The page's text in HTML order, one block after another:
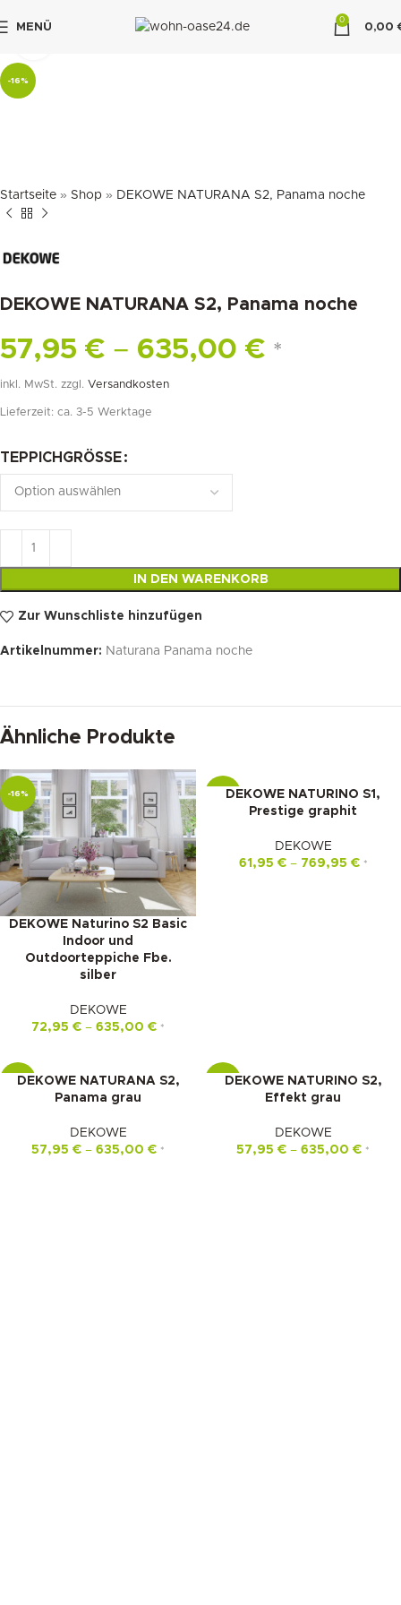
MENÜ
0
0,00
-16%
Startseite » Shop » DEKOWE NATURANA S2, Panama noche
DEKOWE NATURANA S2, Panama noche
57,95 € – 635,00 € *
inkl. MwSt. zzgl. Versandkosten
Lieferzeit: ca. 3-5 Werktage
TEPPICHGRÖSSE
IN DEN WARENKORB
Zur Wunschliste hinzufügen
Artikelnummer: Naturana Panama noche
Ähnliche Produkte
-16%
DEKOWE Naturino S2 Basic
Indoor und
Outdoorteppiche Fbe.
silber
DEKOWE
72,95 € – 635,00 € *
-15%DEKOWE NATURINO S1,
Prestige graphit
DEKOWE
61,95 €– 769,95 € *
-16%DEKOWE NATURANA S2,
Panama grau
DEKOWE
57,95 € – 635,00 € *
-16%DEKOWE NATURINO S2,
Effekt grau
DEKOWE
57,95 € – 635,00 € *